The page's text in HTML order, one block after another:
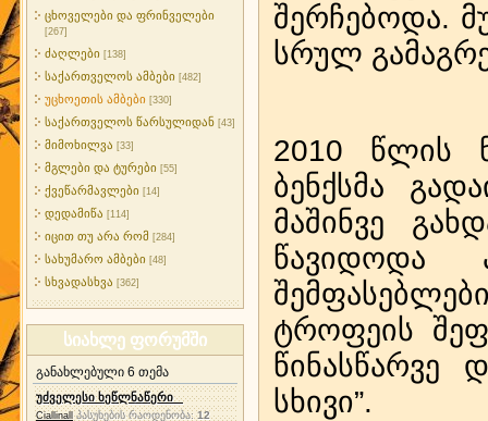
ცხოველები და ფრინველები
[267]
ძაღლები [138]
საქართველოს ამბები [482]
უცხოეთის ამბები [330]
საქართველოს წარსულიდან [43]
მიმოხილვა [33]
მგლები და ტურები [55]
ქვეწარმავლები [14]
დედამიწა [114]
იცით თუ არა რომ [284]
სახუმარო ამბები [48]
სხვადასხვა [362]
სიახლე ფორუმში
განახლებული 6 თემა
უძველესი ხეწლნაწერი
Ciallinall პასუხების რაოდენობა:12
შერჩებოდა.
სრულ
2010 წლის
ბენქსმა
მაშინვე
წავიდოდა
ტროფეის
წინასწარვე
სხივი”.